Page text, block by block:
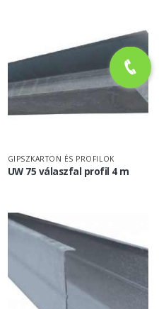
GIPSZKARTON ÉS PROFILOK
UW 75 válaszfal profil 4 m